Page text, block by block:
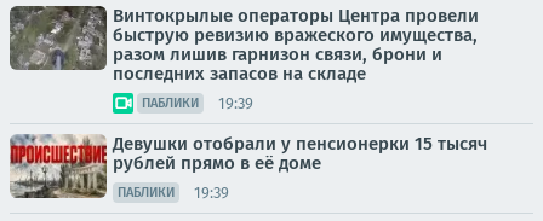
Винтокрылые операторы Центра провели
быструю ревизию вражеского имущества,
разом лишив гарнизон связи, брони и
последних запасов на складе
ПАБЛИКИ 19:39
Девушки отобрали у пенсионерки 15 тысяч
рублей прямо в её доме
ПАБЛИКИ 19:39